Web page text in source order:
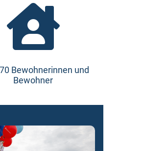

Bewohnerinnen und
Bewohner